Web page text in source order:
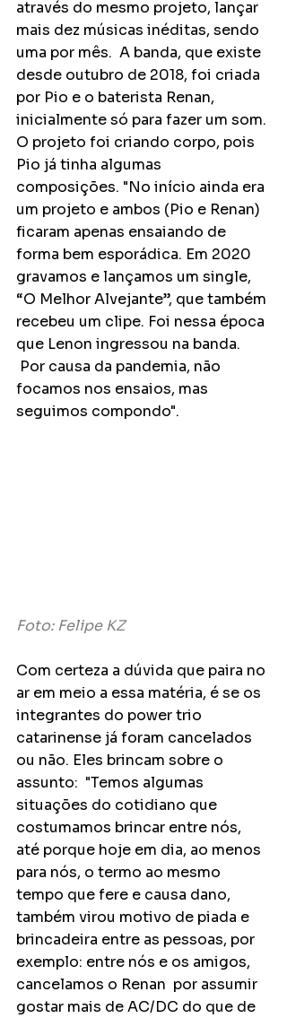
através do mesmo projeto, lançar
mais dez músicas inéditas, sendo
uma por mês.  A banda, que existe
desde outubro de 2018, foi criada
por Pio e o baterista Renan,
inicialmente só para fazer um som.
O projeto foi criando corpo, pois
Pio já tinha algumas
composições. "No início ainda era
um projeto e ambos (Pio e Renan)
ficaram apenas ensaiando de
forma bem esporádica. Em 2020
gravamos e lançamos um single,
“O Melhor Alvejante”, que também
recebeu um clipe. Foi nessa época
que Lenon ingressou na banda.
Por causa da pandemia, não
focamos nos ensaios, mas
seguimos compondo".
Foto: Felipe KZ
Com certeza a dúvida que paira no
ar em meio a essa matéria, é se os
integrantes do power trio
catarinense já foram cancelados
ou não. Eles brincam sobre o
assunto:  "Temos algumas
situações do cotidiano que
costumamos brincar entre nós,
até porque hoje em dia, ao menos
para nós, o termo ao mesmo
tempo que fere e causa dano,
também virou motivo de piada e
brincadeira entre as pessoas, por
exemplo: entre nós e os amigos,
cancelamos o Renan  por assumir
gostar mais de AC/DC do que de